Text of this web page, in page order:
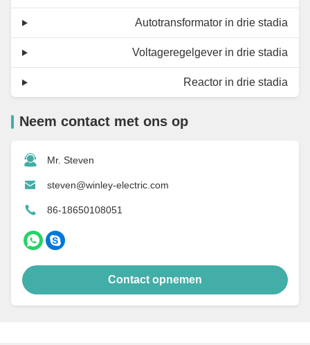
Autotransformator in drie stadia
Voltageregelgever in drie stadia
Reactor in drie stadia
Neem contact met ons op
Mr. Steven
steven@winley-electric.com
86-18650108051
Contact opnemen